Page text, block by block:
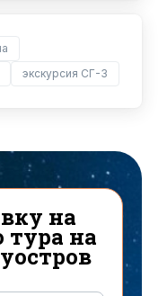
экскурсия СГ-3
на
тура на